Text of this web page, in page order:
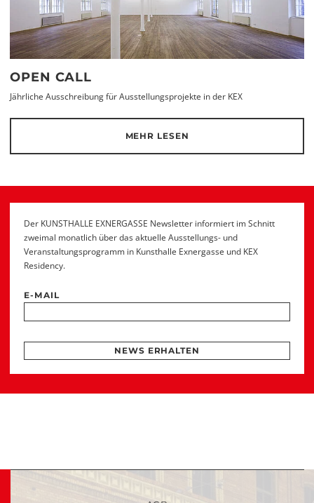
OPEN CALL
Jährliche Ausschreibung für Ausstellungsprojekte in der KEX
MEHR LESEN
Der KUNSTHALLE EXNERGASSE Newsletter informiert im Schnitt
zweimal monatlich über das aktuelle Ausstellungs- und
Veranstaltungsprogramm in Kunsthalle Exnergasse und KEX
Residency.
E-MAIL
NEWS ERHALTEN